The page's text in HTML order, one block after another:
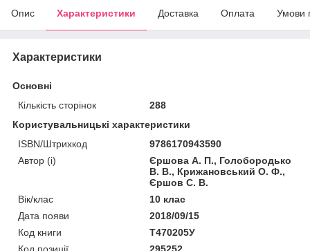
Опис Характеристики Доставка Оплата Умови
Характеристики
Основні
Кількість сторінок
288
Користувальницькі характеристики
ISBN/Штрихкод
9786170943590
Автор (і)
Єршова А. П., Голобородько
В. В., Крижановський О. Ф.,
Єршов С. В.
Вік/клас
10 клас
Дата появи
2018/09/15
Код книги
Т470205У
Код позиції
295252